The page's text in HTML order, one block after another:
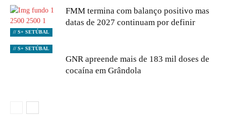
// S+ SETÚBAL
FMM termina com balanço positivo mas
datas de 2027 continuam por definir
// S+ SETÚBAL
GNR apreende mais de 183 mil doses de
cocaína em Grândola